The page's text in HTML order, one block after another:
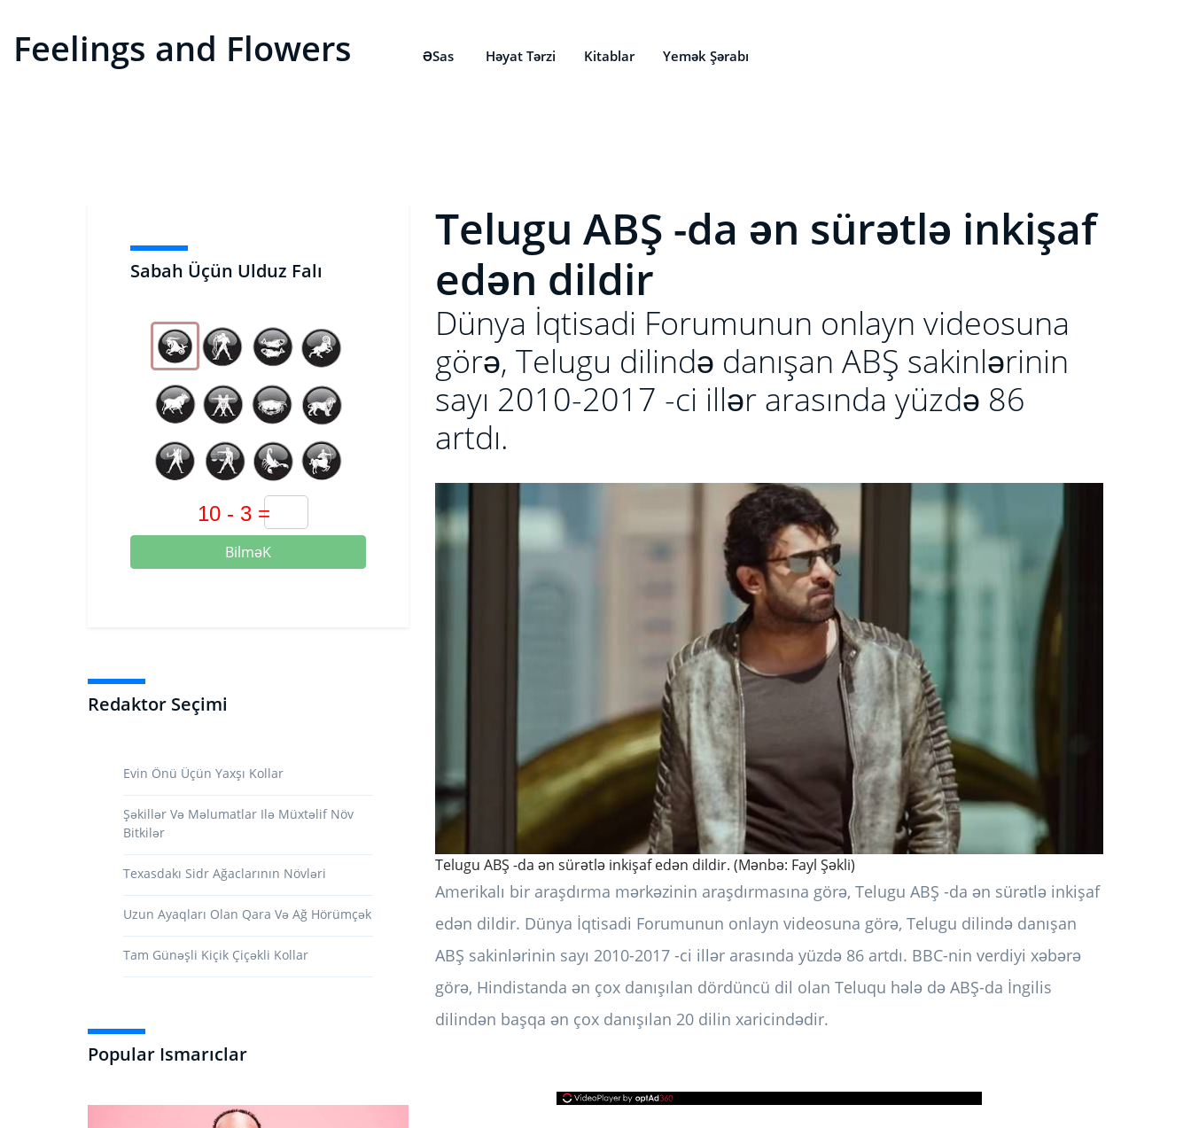
Feelings and Flowers ƏSas Həyat Tərzi Kitablar Yemək Şərabı
Sabah Üçün Ulduz Falı
BilməK
Redaktor Seçimi
Evin Önü Üçün Yaxşı Kollar
Şəkillər Və Məlumatlar Ilə Müxtəlif Növ
Bitkilər
Texasdakı Sidr Ağaclarının Növləri
Uzun Ayaqları Olan Qara Və Ağ Hörümçək
Tam Günəşli Kiçik Çiçəkli Kollar
Popular Ismarıclar
Telugu ABŞ -da ən sürətlə inkişaf
edən dildir
Dünya İqtisadi Forumunun onlayn videosuna
görə, Telugu dilində danışan ABŞ sakinlərinin
sayı 2010-2017 -ci illər arasında yüzdə 86
artdı.
Telugu ABŞ -da ən sürətlə inkişaf edən dildir. (Mənbə: Fayl Şəkli)
Amerikalı bir araşdırma mərkəzinin araşdırmasına görə, Telugu ABŞ -da ən sürətlə inkişaf
edən dildir. Dünya İqtisadi Forumunun onlayn videosuna görə, Telugu dilində danışan
ABŞ sakinlərinin sayı 2010-2017 -ci illər arasında yüzdə 86 artdı. BBC-nin verdiyi xəbərə
görə, Hindistanda ən çox danışılan dördüncü dil olan Teluqu hələ də ABŞ-da İngilis
dilindən başqa ən çox danışılan 20 dilin xaricindədir.